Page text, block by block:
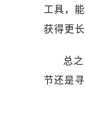
工具，
获得更
总
节还是